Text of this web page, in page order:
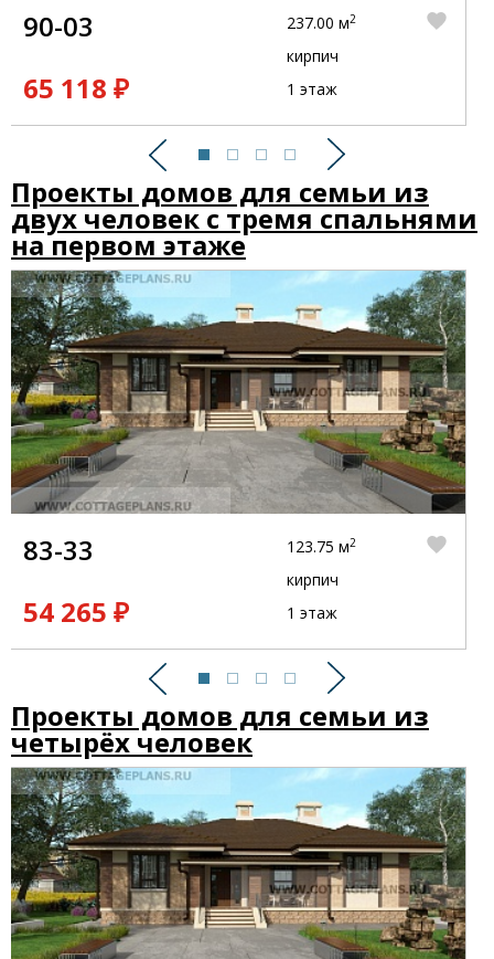
Предыдущий Следующий
90-03
65 118 ₽
237.00 м2
кирпич
1 этаж
Проекты домов для семьи из
двух человек с тремя спальнями
на первом этаже
Предыдущий Следующий
83-33
54 265 ₽
123.75 м2
кирпич
1 этаж
Проекты домов для семьи из
четырёх человек